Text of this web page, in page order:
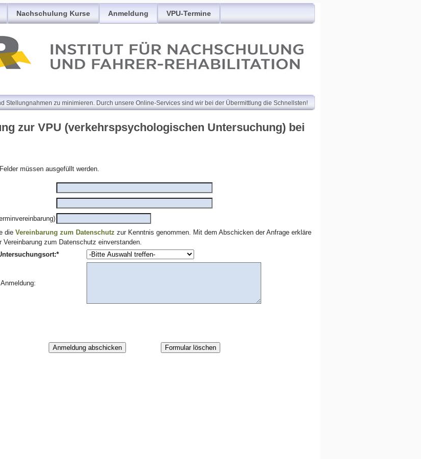
Nachschulung Kurse Anmeldung VPU-Termine
Stellungnahmen zu minimieren. Durch unsere Online-Services sind wir bei der Übermittlung die Schnellsten!
zur VPU (verkehrspsychologischen Untersuchung) bei
müssen ausgefüllt werden.
die Vereinbarung zum Datenschutz zur Kenntnis genommen. Mit dem Abschicken der Anfrage erkläre
Vereinbarung zum Datenschutz einverstanden.